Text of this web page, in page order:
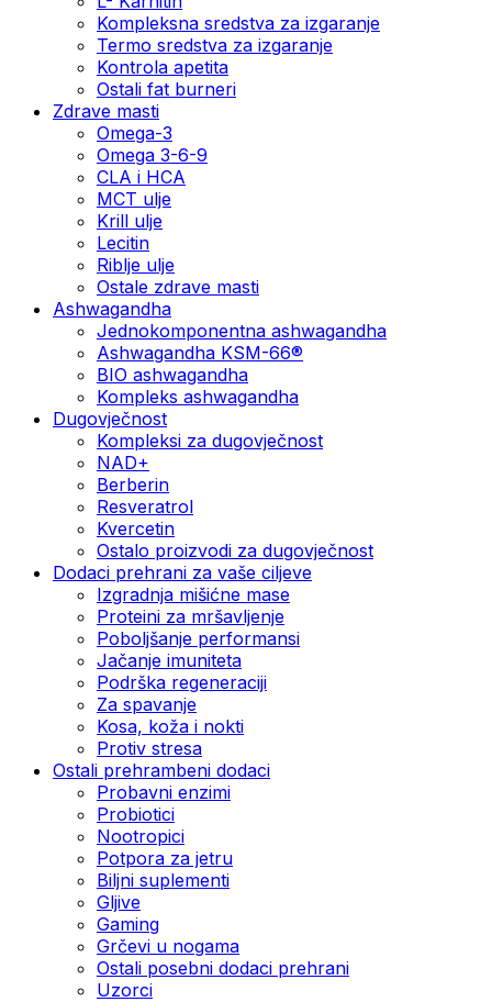
Kompleksna sredstva za izgaranje
Termo sredstva za izgaranje
Kontrola apetita
Ostali fat burneri
Zdrave masti
Omega-3
Omega 3-6-9
CLA i HCA
MCT ulje
Krill ulje
Lecitin
Riblje ulje
Ostale zdrave masti
Ashwagandha
Jednokomponentna ashwagandha
Ashwagandha KSM-66®
BIO ashwagandha
Kompleks ashwagandha
Dugovječnost
Kompleksi za dugovječnost
NAD+
Berberin
Resveratrol
Kvercetin
Ostalo proizvodi za dugovječnost
Dodaci prehrani za vaše ciljeve
Izgradnja mišićne mase
Proteini za mršavljenje
Poboljšanje performansi
Jačanje imuniteta
Podrška regeneraciji
Za spavanje
Kosa, koža i nokti
Protiv stresa
Ostali prehrambeni dodaci
Probavni enzimi
Probiotici
Nootropici
Potpora za jetru
Biljni suplementi
Gljive
Gaming
Grčevi u nogama
Ostali posebni dodaci prehrani
Uzorci